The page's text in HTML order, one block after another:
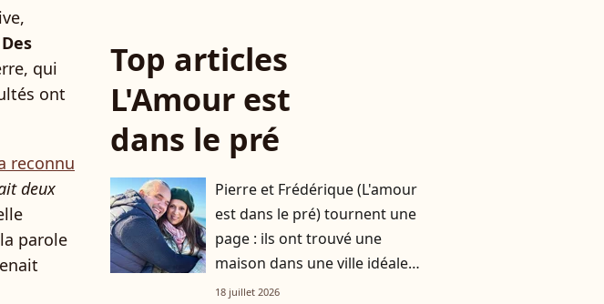
Des
qui
ont
reconnu
deux
parole
Top articles
L'Amour est
dans le pré
Pierre et Frédérique (L'amour
est dans le pré) tournent une
page : ils ont trouvé une
maison dans une ville idéale
pour les agriculteurs !
18 juillet 2026